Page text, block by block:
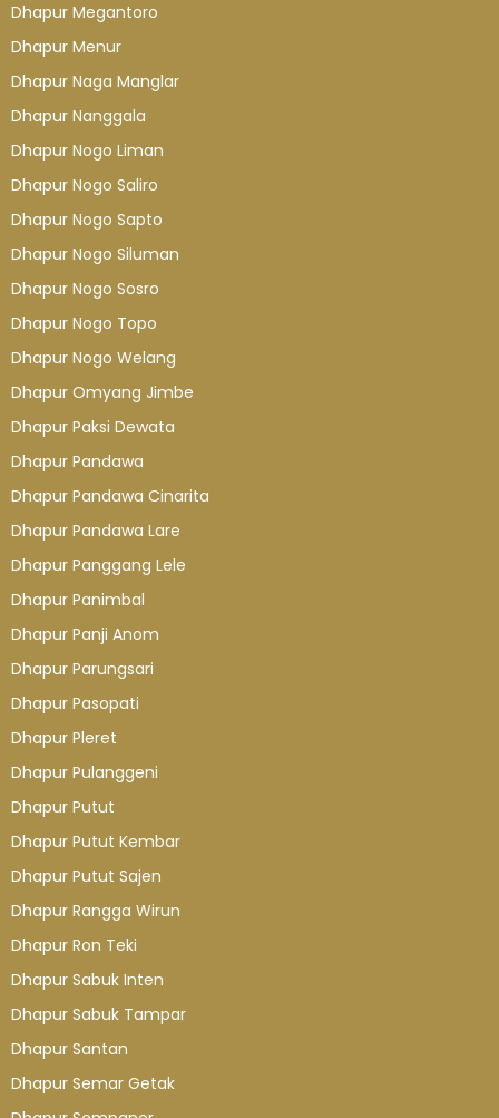
Dhapur Megantoro
Dhapur Menur
Dhapur Naga Manglar
Dhapur Nanggala
Dhapur Nogo Liman
Dhapur Nogo Saliro
Dhapur Nogo Sapto
Dhapur Nogo Siluman
Dhapur Nogo Sosro
Dhapur Nogo Topo
Dhapur Nogo Welang
Dhapur Omyang Jimbe
Dhapur Paksi Dewata
Dhapur Pandawa
Dhapur Pandawa Cinarita
Dhapur Pandawa Lare
Dhapur Panggang Lele
Dhapur Panimbal
Dhapur Panji Anom
Dhapur Parungsari
Dhapur Pasopati
Dhapur Pleret
Dhapur Pulanggeni
Dhapur Putut
Dhapur Putut Kembar
Dhapur Putut Sajen
Dhapur Rangga Wirun
Dhapur Ron Teki
Dhapur Sabuk Inten
Dhapur Sabuk Tampar
Dhapur Santan
Dhapur Semar Getak